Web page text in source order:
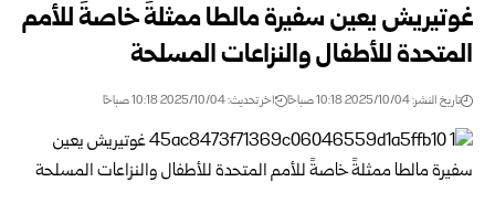
غوتيريش يعين سفيرة مالطا ممثلةً خاصةً للأمم
المتحدة للأطفال والنزاعات المسلحة
تاريخ النشر: 2025/10/04 10:18 صباحًا اخر تحديث: 2025/10/04 10:18 صباحًا